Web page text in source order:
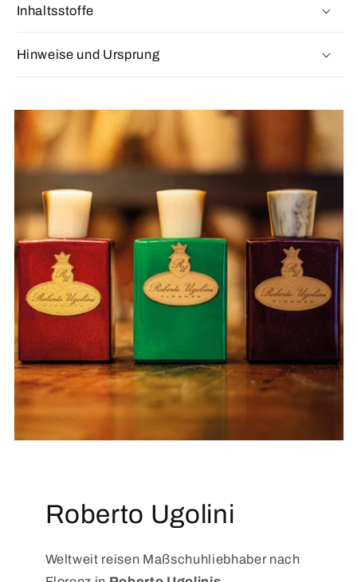
Inhaltsstoffe
Hinweise und Ursprung
Roberto Ugolini
Weltweit reisen Maßschuhliebhaber nach